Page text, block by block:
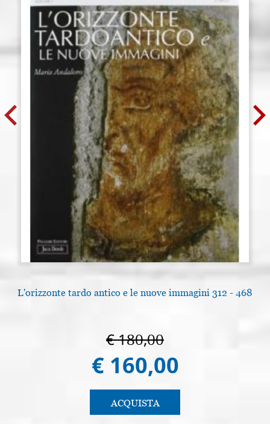
L'orizzonte tardo antico e le nuove immagini 312 - 468
€ 180,00
€ 160,00
ACQUISTA